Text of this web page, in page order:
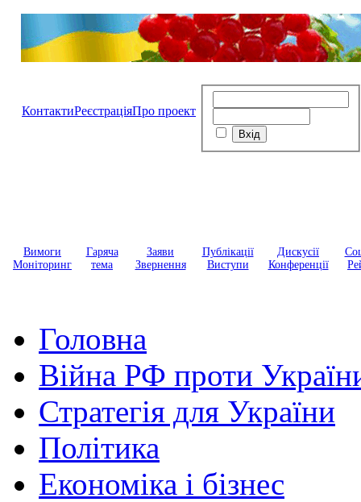
КонтактиРеєстраціяПро проект
Вимоги
Моніторинг
Гаряча
тема
Заяви
Звернення
Публікації
Виступи
Дискусії
Конференції
Головна
Війна РФ проти
Стратегія для України
Політика
Економіка і бізнес